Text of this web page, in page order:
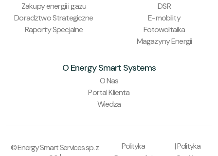
Zakupy energii i gazu
Doradztwo Strategiczne
Raporty Specjalne
DSR
E-mobility
Fotowoltaika
Magazyny Energii
O Energy Smart Systems
O Nas
Portal Klienta
Wiedza
© Energy Smart Services sp. z
Polityka
| Polityka